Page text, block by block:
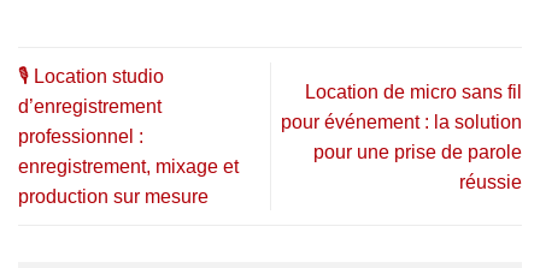
🎙️ Location studio
d’enregistrement
professionnel :
enregistrement, mixage et
production sur mesure
Location de micro sans fil
pour événement : la solution
pour une prise de parole
réussie